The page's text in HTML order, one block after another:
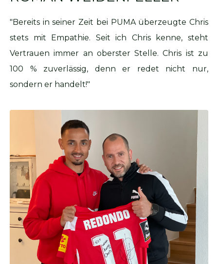
"Bereits in seiner Zeit bei PUMA überzeugte Chris
stets mit Empathie. Seit ich Chris kenne, steht
Vertrauen immer an oberster Stelle. Chris ist zu
100 % zuverlässig, denn er redet nicht nur,
sondern er handelt!"